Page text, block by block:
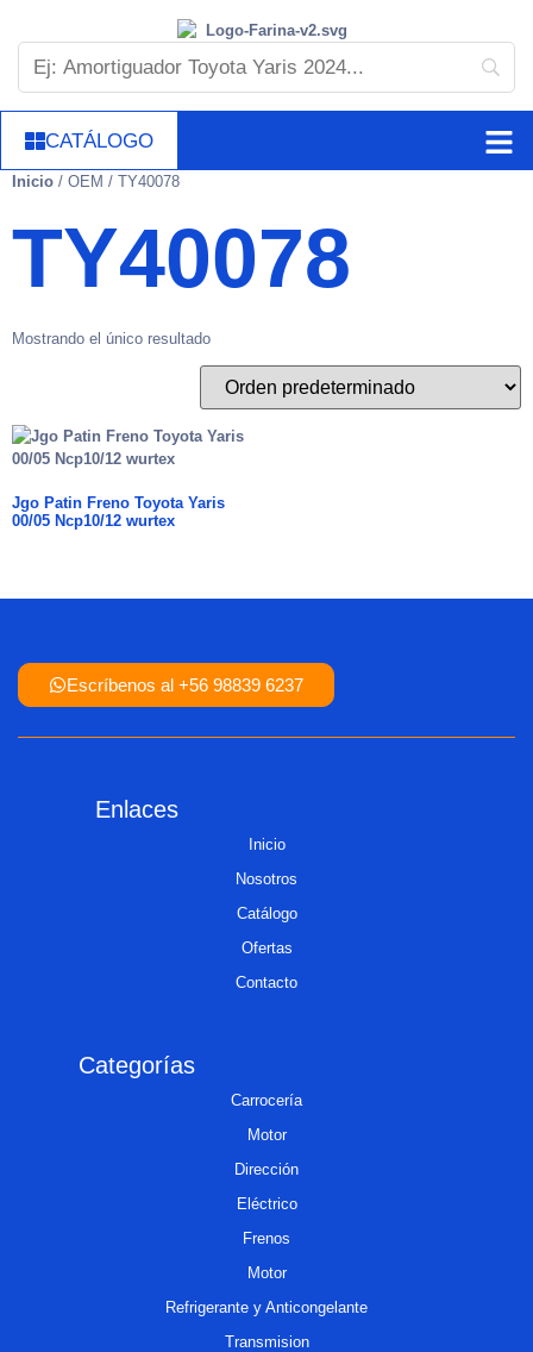
CATÁLOGO
Inicio / OEM / TY40078
TY40078
Mostrando el único resultado
Jgo Patin Freno Toyota Yaris
00/05 Ncp10/12 wurtex
Escríbenos al +56 98839 6237
Enlaces
Inicio
Nosotros
Catálogo
Ofertas
Contacto
Categorías
Carrocería
Motor
Dirección
Eléctrico
Frenos
Motor
Refrigerante y Anticongelante
Transmision